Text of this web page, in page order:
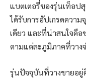
แบตเตอรี่ของรุ่นเท็อป
ได้รับการอัปเกรดความ
เดียว และที่น่าสนใจคือ
ตามแต่ละภูมิภาคที่วาง
รุ่นปัจจุบันที่วางขายอยู่